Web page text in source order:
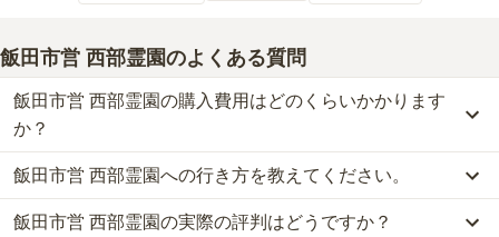
飯田市営 西部霊園のよくある質問
飯田市営 西部霊園の購入費用はどのくらいかかります
か？
飯田市営 西部霊園の現在の販売価格については現在調査中です。
お墓は、価格が高いものがよい、安いものが悪い、という訳ではあ
りません。大切なのは、ご家族が心から納得し、安心してお参りで
飯田市営 西部霊園への行き方を教えてください。
飯田市営 西部霊園への行き方は現在調査中です。
飯田市営 西部霊園の実際の評判はどうですか？